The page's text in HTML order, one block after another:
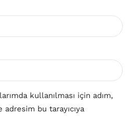
kullanılması için adım,
bu tarayıcıya